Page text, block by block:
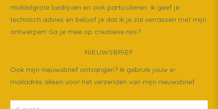
middelgrote bedrijven en ook particulieren. Ik geef je
technisch advies en beloof je dat ik je zal verrassen met mijn
ontwerpen! Ga je mee op creatieve reis?
NIEUWSBRIEF
Ook mijn nieuwsbrief ontvangen? Ik gebruik jouw e-
mailadres alleen voor het verzenden van mijn nieuwsbrief.